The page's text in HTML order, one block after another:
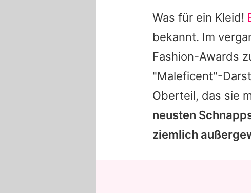
Was für ein Kleid!
bekannt. Im
Fashion-Awards
"Maleficent"-
Oberteil, das sie
neusten
ziemlich